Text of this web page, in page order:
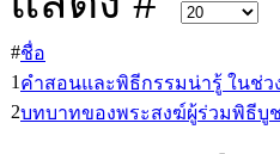
#ชื่อ
1 คำสอนและพิธีกรรมน่ารู้ ในช่ว
2บทบาทของพระสงฆ์ผู้ร่วมพิธี